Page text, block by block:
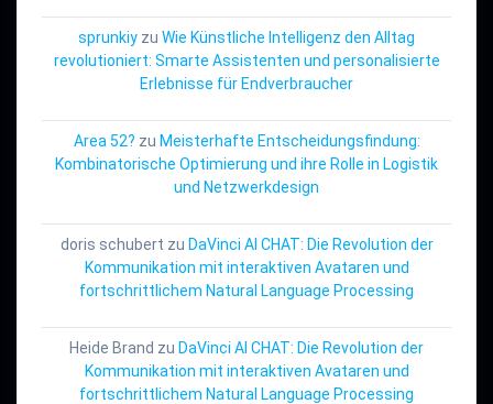
sprunkiy zu Wie Künstliche Intelligenz den Alltag
revolutioniert: Smarte Assistenten und personalisierte
Erlebnisse für Endverbraucher
Area 52? zu Meisterhafte Entscheidungsfindung:
Kombinatorische Optimierung und ihre Rolle in Logistik
und Netzwerkdesign
doris schubert zu DaVinci AI CHAT: Die Revolution der
Kommunikation mit interaktiven Avataren und
fortschrittlichem Natural Language Processing
Heide Brand zu DaVinci AI CHAT: Die Revolution der
Kommunikation mit interaktiven Avataren und
fortschrittlichem Natural Language Processing